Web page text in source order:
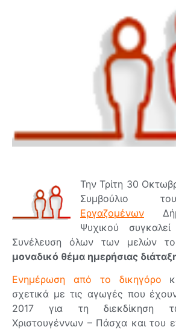
Την Τρίτη 30
Συμβούλιο
Εργαζομένων
Ψυχικού
Συνέλευση όλων των μελών
μοναδικό θέμα ημερήσιας
Ενημέρωση από το δικηγόρο
σχετικά με τις αγωγές που
2017 για τη διεκδίκηση
Χριστουγέννων – Πάσχα και του